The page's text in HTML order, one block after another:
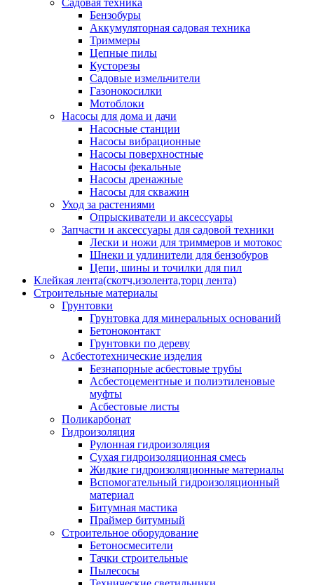
Садовая техника
Бензобуры
Аккумуляторная садовая техника
Триммеры
Цепные пилы
Кусторезы
Садовые измельчители
Газонокосилки
Мотоблоки
Насосы для дома и дачи
Насосные станции
Насосы вибрационные
Насосы поверхностные
Насосы фекальные
Насосы дренажные
Насосы для скважин
Уход за растениями
Опрыскиватели и аксессуары
Запчасти и аксессуары для садовой техники
Лески и ножи для триммеров и мотокос
Шнеки и удлинители для бензобуров
Цепи, шины и точилки для пил
Клейкая лента(скотч,изолента,торц лента)
Строительные материалы
Грунтовки
Грунтовка для минеральных оснований
Бетоноконтакт
Грунтовки по дереву
Асбестотехнические изделия
Безнапорные асбестовые трубы
Асбестоцементные и полиэтиленовые
муфты
Асбестовые листы
Поликарбонат
Гидроизоляция
Рулонная гидроизоляция
Сухая гидроизоляционная смесь
Жидкие гидроизоляционные материалы
Вспомогательный гидроизоляционный
материал
Битумная мастика
Праймер битумный
Строительное оборудование
Бетоносмесители
Тачки строительные
Пылесосы